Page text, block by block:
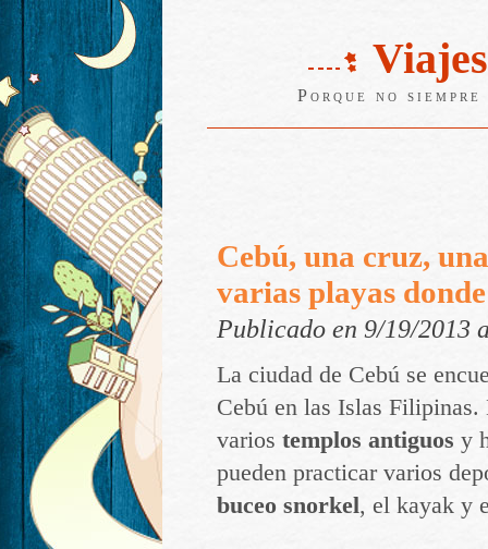
Porque no
Cebú, una cruz,
varias playas
Publicado en 9/19/2013
La ciudad de Cebú se
Cebú en las Islas Filipinas.
varios templos antiguos y
pueden practicar varios
buceo snorkel, el kayak y